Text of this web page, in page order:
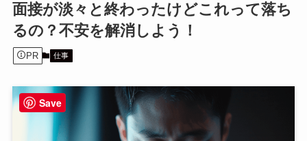
面接が淡々と終わったけどこれって落ち
るの？不安を解消しよう！
PR 仕事
Save